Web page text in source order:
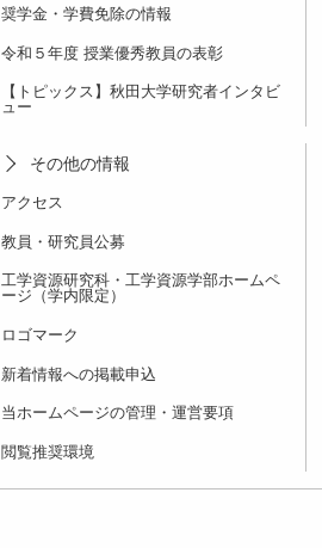
奨学金・学費免除の情報
令和５年度 授業優秀教員の表彰
【トピックス】秋田大学研究者インタビ
ュー
その他の情報
アクセス
教員・研究員公募
工学資源研究科・工学資源学部ホームペ
ージ（学内限定）
ロゴマーク
新着情報への掲載申込
当ホームページの管理・運営要項
閲覧推奨環境